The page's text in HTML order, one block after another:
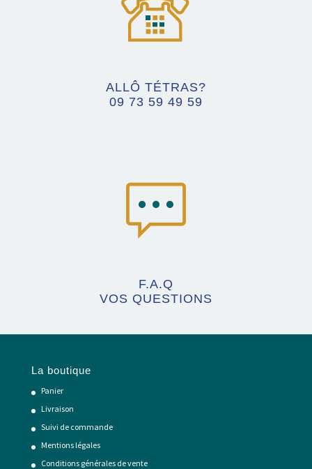
ALLÔ TÉTRAS?
09 73 59 49 59
F.A.Q
VOS QUESTIONS
La boutique
Panier
Livraison
Suivi de commande
Mentions légales
Conditions générales de vente